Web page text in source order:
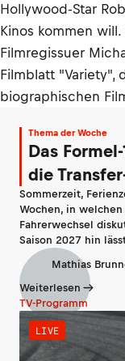
Hollywood-Star
Kinos kommen
Filmregissuer
Filmblatt "Variety",
biographischen
Thema der Woche
Das
die
Sommerzeit,
Wochen, in
Fahrerwechsel
Saison 2027 hin
Mathias
Weiterlesen
TV-Programm
LIVE